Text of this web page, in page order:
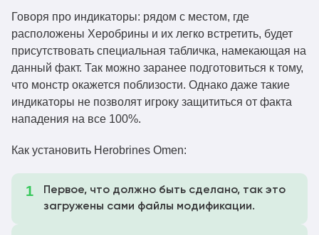
Говоря про индикаторы: рядом с местом, где
расположены Херобрины и их легко встретить, будет
присутствовать специальная табличка, намекающая на
данный факт. Так можно заранее подготовиться к тому,
что монстр окажется поблизости. Однако даже такие
индикаторы не позволят игроку защититься от факта
нападения на все 100%.
Как установить Herobrines Omen:
Первое, что должно быть сделано, так это
загружены сами файлы модификации.